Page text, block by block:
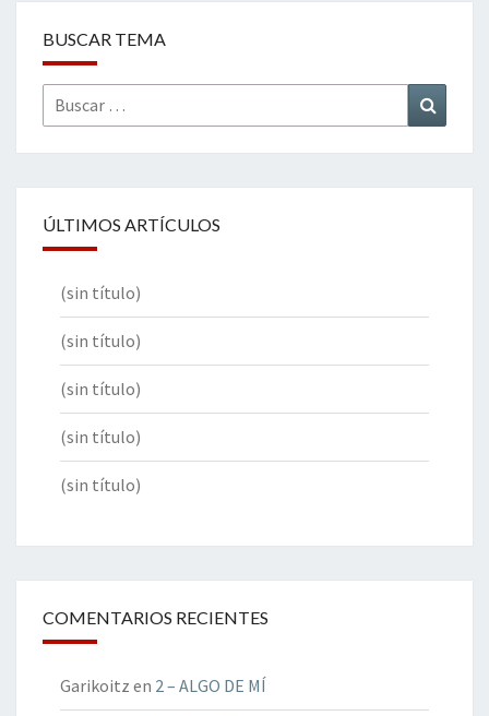
BUSCAR TEMA
Buscar
por:
ÚLTIMOS ARTÍCULOS
(sin título)
(sin título)
(sin título)
(sin título)
(sin título)
COMENTARIOS RECIENTES
Garikoitz en 2 – ALGO DE MÍ